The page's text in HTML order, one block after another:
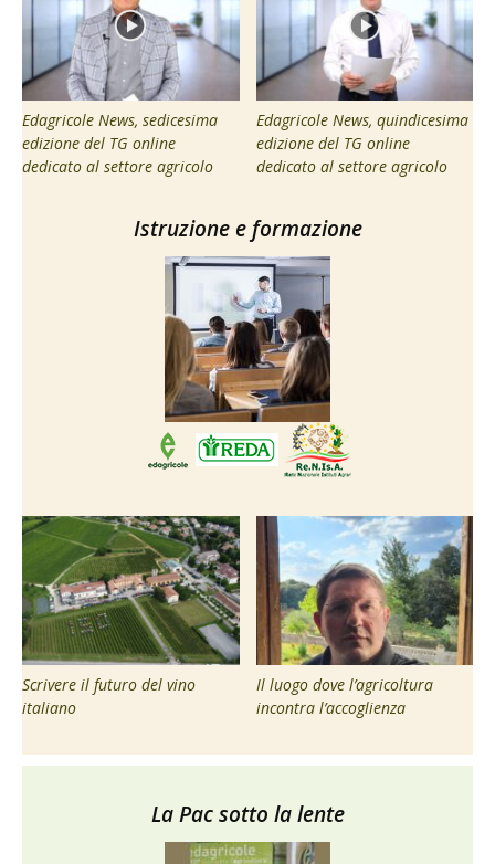
Edagricole News, sedicesima
edizione del TG online
dedicato al settore agricolo
Edagricole News, quindicesima
edizione del TG online
dedicato al settore agricolo
Istruzione e formazione
Scrivere il futuro del vino
italiano
Il luogo dove l’agricoltura
incontra l’accoglienza
La Pac sotto la lente